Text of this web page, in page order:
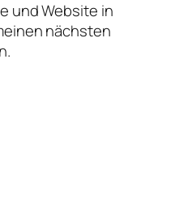
und Website in
nächsten